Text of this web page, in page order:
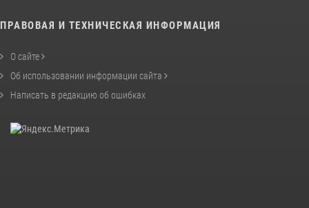
ПРАВОВАЯ И ТЕХНИЧЕСКАЯ ИНФОРМАЦИЯ
О сайте
Об использовании информации сайта
Написать в редакцию об ошибках